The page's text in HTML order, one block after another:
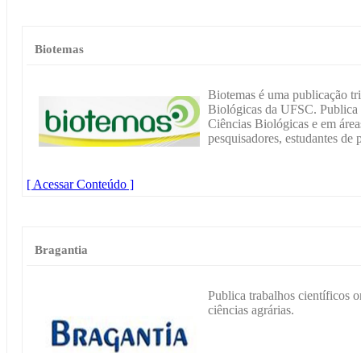
Biotemas
Biotemas é uma publicação
Biológicas da UFSC. Publica
Ciências Biológicas e em
pesquisadores, estudantes de
[ Acessar Conteúdo ]
Bragantia
Publica trabalhos científicos
ciências agrárias.